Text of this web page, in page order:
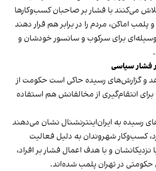
می‌کنند با فشار بر صاحبان کسب‌وکارها
پلمب اماکن، مردم را در برابر هم قرار دهند
وسیله‌ای برای سرکوب و سانسور خودشان و
فشار سیاسی
و گزارش‌های رسیده حاکی است حکومت از
انتقام‌گیری از مخالفانش هم استفاده
رسیده به ایران‌اینترنشنال نشان می‌دهند
کسب‌وکار شهروندان به دلیل فعالیت
و با هدف اعمال فشار بر افراد،
حکومتی در تهران پلمب شده‌اند.